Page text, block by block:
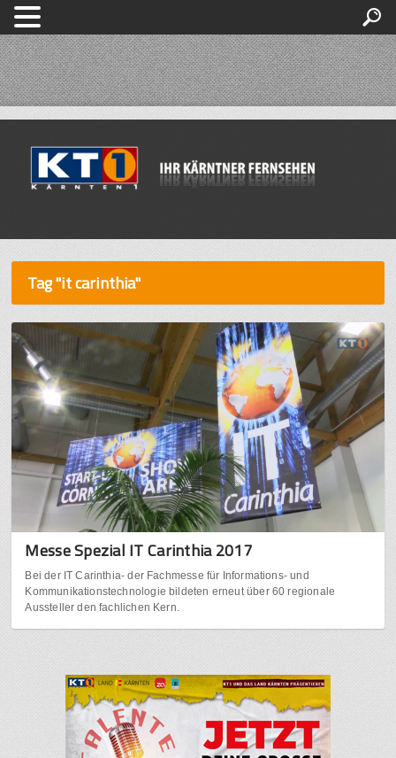
Tag "it carinthia"
Messe Spezial IT Carinthia 2017
Bei der IT Carinthia- der Fachmesse für Informations- und
Kommunikationstechnologie bildeten erneut über 60 regionale
Aussteller den fachlichen Kern.